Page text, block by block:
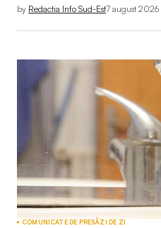
by Redactia Info Sud-Est7 august 2026
COMUNICATE DE PRESĂZI DE ZI